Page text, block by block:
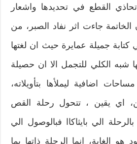
القطع في تحديدها واشعار
الخاتمة جاءت اثر نفاد الصبر،‮ ‬من
كتابة جميلة عمايرة حيث ان لغتها
شبه الكلي للتجمل الا ان حصيلة
اضافية ليملأها بتأويلاته،‮
‬اي‮ ‬يقين‮ ‬،‮ ‬تتحول رحلة القص
الي بايثاكاا فبالوصول الي‮
هو الغاية،‮ ‬انما الرحلة ذاتها بما‮